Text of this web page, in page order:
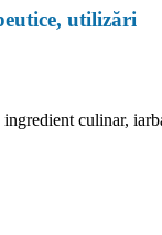
utilizări
culinar,